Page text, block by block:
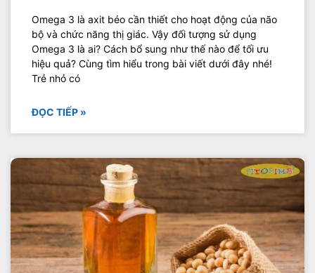
Omega 3 là axit béo cần thiết cho hoạt động của não
bộ và chức năng thị giác. Vậy đối tượng sử dụng
Omega 3 là ai? Cách bổ sung như thế nào để tối ưu
hiệu quả? Cùng tìm hiểu trong bài viết dưới đây nhé!
Trẻ nhỏ có
ĐỌC TIẾP »